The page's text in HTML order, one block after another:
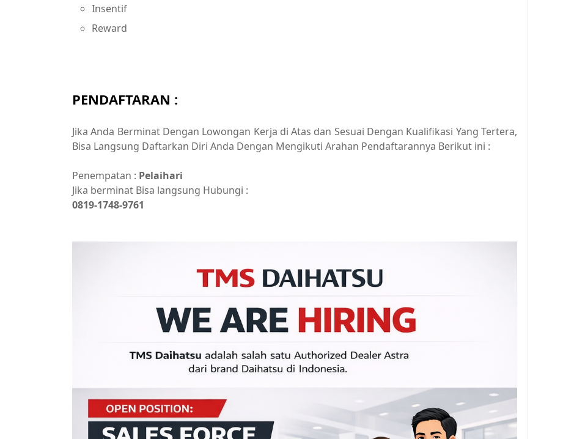
Insentif
Reward
PENDAFTARAN :
Jika Anda Berminat Dengan Lowongan Kerja di Atas dan Sesuai Dengan Kualifikasi Yang Tertera,
Bisa Langsung Daftarkan Diri Anda Dengan Mengikuti Arahan Pendaftarannya Berikut ini :
Penempatan : Pelaihari
Jika berminat Bisa langsung Hubungi :
0819-1748-9761